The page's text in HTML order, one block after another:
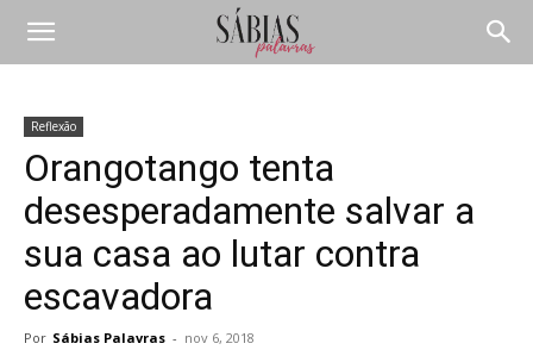
Reflexão
Orangotango tenta
desesperadamente salvar a
sua casa ao lutar contra
escavadora
Por Sábias Palavras - nov 6, 2018